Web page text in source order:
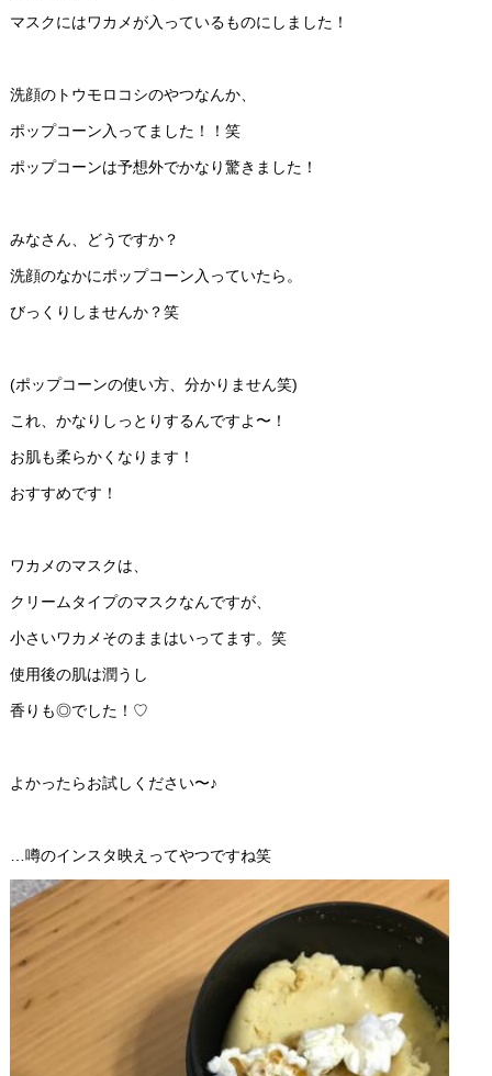
マスクにはワカメが入っているものにしました！
洗顔のトウモロコシのやつなんか、
ポップコーン入ってました！！笑
ポップコーンは予想外でかなり驚きました！
みなさん、どうですか？
洗顔のなかにポップコーン入っていたら。
びっくりしませんか？笑
(ポップコーンの使い方、分かりません笑)
これ、かなりしっとりするんですよ〜！
お肌も柔らかくなります！
おすすめです！
ワカメのマスクは、
クリームタイプのマスクなんですが、
小さいワカメそのままはいってます。笑
使用後の肌は潤うし
香りも◎でした！♡
よかったらお試しください〜♪
…噂のインスタ映えってやつですね笑